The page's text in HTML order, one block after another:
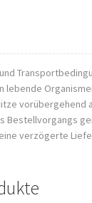
lebende
vorübergehend
Bestellvorgangs
verzögerte